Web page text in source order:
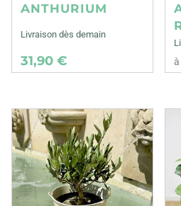
ANTHURIUM
Livraison dès demain
31,90 €